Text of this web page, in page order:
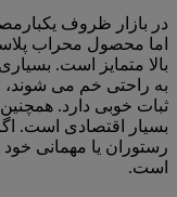
در بازار ظروف
اما محصول محراب
بالا متمایز است.
بسیار اقتصادی است.
رستوران یا مهمانی
است.